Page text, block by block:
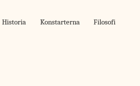
Historia Konstarterna Filosofi